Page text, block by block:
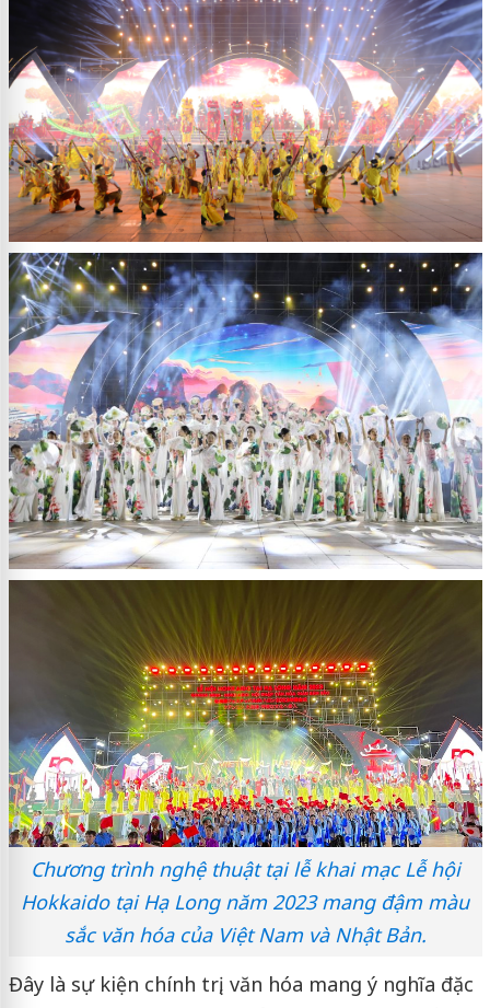
Chương trình nghệ thuật tại lễ khai mạc Lễ hội
Hokkaido tại Hạ Long năm 2023 mang đậm màu
sắc văn hóa của Việt Nam và Nhật Bản.
Đây là sự kiện chính trị, văn hóa mang ý nghĩa đặc